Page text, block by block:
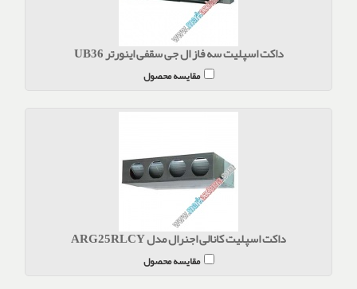
داکت اسپلیت سه فاز ال جی سقفی اینورتر UB36
مقایسه محصول
داکت اسپلیت کانالی اجنرال مدل ARG25RLCY
مقایسه محصول